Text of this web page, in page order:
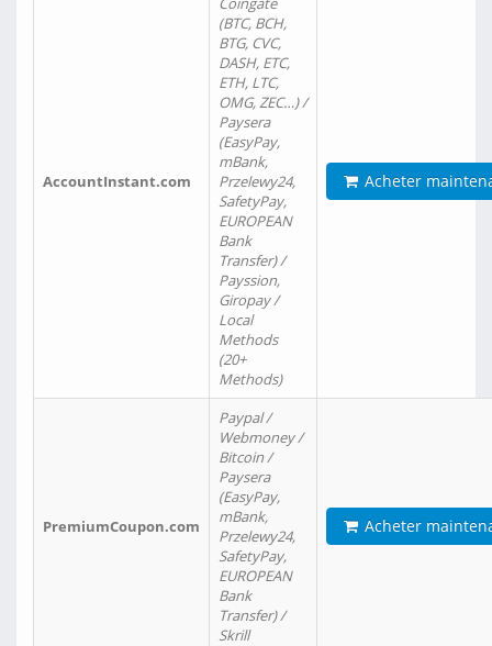
AccountInstant.com
(BTC, BCH,
BTG, CVC,
DASH, ETC,
ETH, LTC,
OMG, ZEC…) /
Paysera
(EasyPay,
mBank,
Przelewy24,
SafetyPay,
EUROPEAN
Bank
Transfer) /
Payssion,
Giropay /
Local
Methods
(20+
Methods)
Acheter
PremiumCoupon.com
Paypal /
Webmoney /
Bitcoin /
Paysera
(EasyPay,
mBank,
Przelewy24,
SafetyPay,
EUROPEAN
Bank
Transfer) /
Skrill
Acheter